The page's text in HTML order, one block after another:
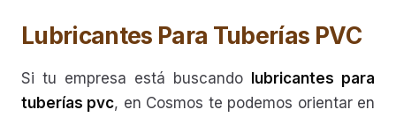
Lubricantes Para Tuberías PVC
Si tu empresa está buscando lubricantes para
tuberías pvc, en Cosmos te podemos orientar en